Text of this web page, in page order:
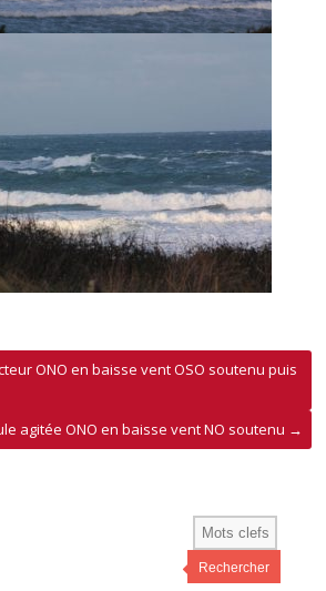
ONO en baisse vent OSO soutenu puis
agitée ONO en baisse vent NO soutenu →
Rechercher